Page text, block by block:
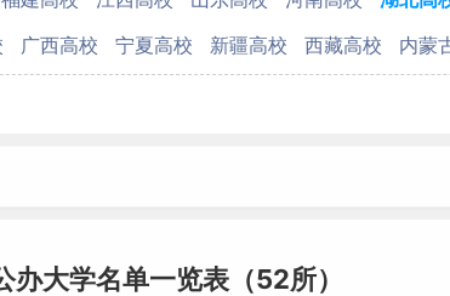
广西高校 宁夏高校 新疆高校 西藏高校 内蒙
大学名单一览表（52所）